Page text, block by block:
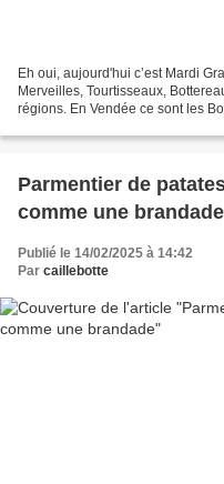
Eh oui, aujourd'hui c’est Mardi
Merveilles, Tourtisseaux,
régions. En Vendée ce sont les
Parmentier de
comme une brandade
Publié le 14/02/2025 à 14:42
Par caillebotte